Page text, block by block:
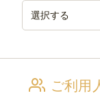
ご利用